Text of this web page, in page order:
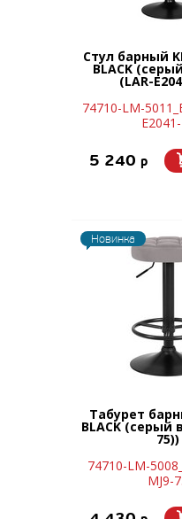
Стул барный
BLACK
(LAR-
74710-LM-
5 240 p
Новинка
Табурет
BLACK (серый
75))
74710-LM-
MJ9-